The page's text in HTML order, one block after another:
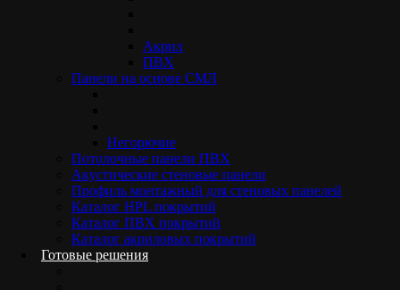
Акрил
ПВХ
Панели на основе СМЛ
Негорючие
Потолочные панели ПВХ
Акустические стеновые панели
Профиль монтажный для стеновых панелей
Каталог HPL покрытий
Каталог ПВХ покрытий
Каталог акриловых покрытий
Готовые решения
Карта сайта
Продукция
Готовые решения
Портфолио